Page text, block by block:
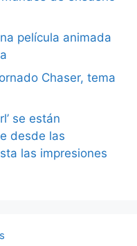
película animada
Chaser, tema
se están
desde las
las impresiones